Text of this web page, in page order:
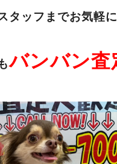
タッフまでお気軽
バンバン査